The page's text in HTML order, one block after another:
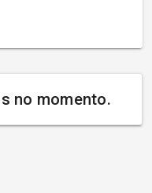
no momento.